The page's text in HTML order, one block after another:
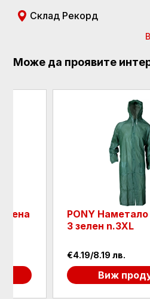
Склад Рекорд
Може да проявите
PONY Наметало
3 зелен n.3XL
€4.19/8.19 лв.
Виж